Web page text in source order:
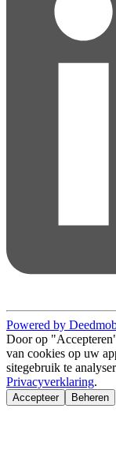
Powered by
Door op
van cookies op uw
sitegebruik te
Privacyverklaring.
Accepteer Beheren